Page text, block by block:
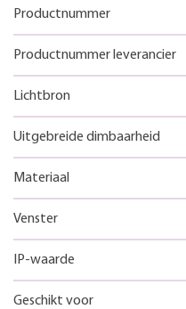
Productnummer
Productnummer leverancier
Lichtbron
Uitgebreide dimbaarheid
Materiaal
Venster
IP-waarde
Geschikt voor